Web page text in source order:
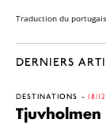
Traduction du
DERNIERS
DESTINATIONS 18/
Tjuvholmen